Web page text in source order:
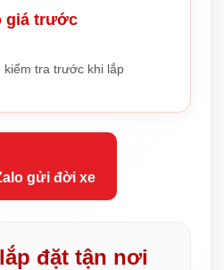
giá trước
kiểm tra trước khi lắp
gửi đời xe
đặt tận nơi